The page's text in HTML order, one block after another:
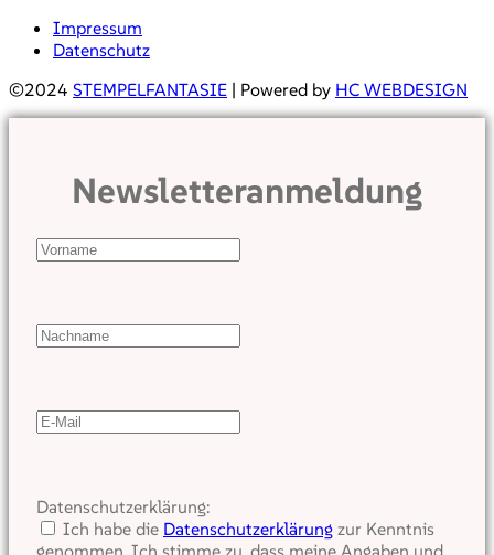
Impressum
Datenschutz
©2024 STEMPELFANTASIE | Powered by HC WEBDESIGN
Newsletteranmeldung
Datenschutzerklärung:
Ich habe die Datenschutzerklärung zur Kenntnis
genommen. Ich stimme zu, dass meine Angaben und